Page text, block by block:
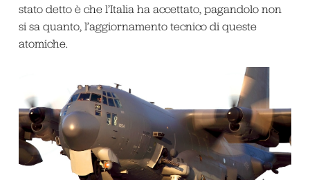
stato detto è che l’Italia ha accettato, pagandolo non
si sa quanto, l’aggiornamento tecnico di queste
atomiche.